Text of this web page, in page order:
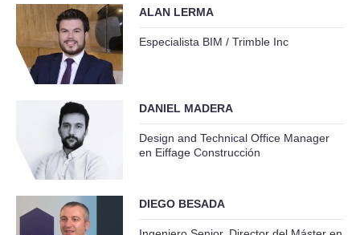
ALAN LERMA
Especialista BIM / Trimble Inc
DANIEL MADERA
Design and Technical Office Manager
en Eiffage Construcción
DIEGO BESADA